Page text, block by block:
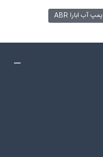
پمپ آب ابارا ABR